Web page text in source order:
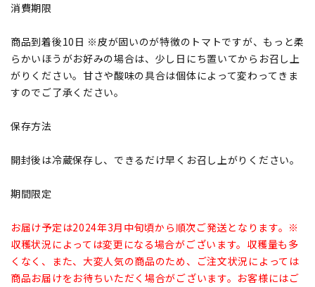
消費期限
商品到着後10日 ※皮が固いのが特徴のトマトですが、もっと柔
らかいほうがお好みの場合は、少し日にち置いてからお召し上
がりください。甘さや酸味の具合は個体によって変わってきま
すのでご了承ください。
保存方法
開封後は冷蔵保存し、できるだけ早くお召し上がりください。
期間限定
お届け予定は2024年3月中旬頃から順次ご発送となります。※
収穫状況によっては変更になる場合がございます。収穫量も多
くなく、また、大変人気の商品のため、ご注文状況によっては
商品お届けをお待ちいただく場合がございます。お客様にはご